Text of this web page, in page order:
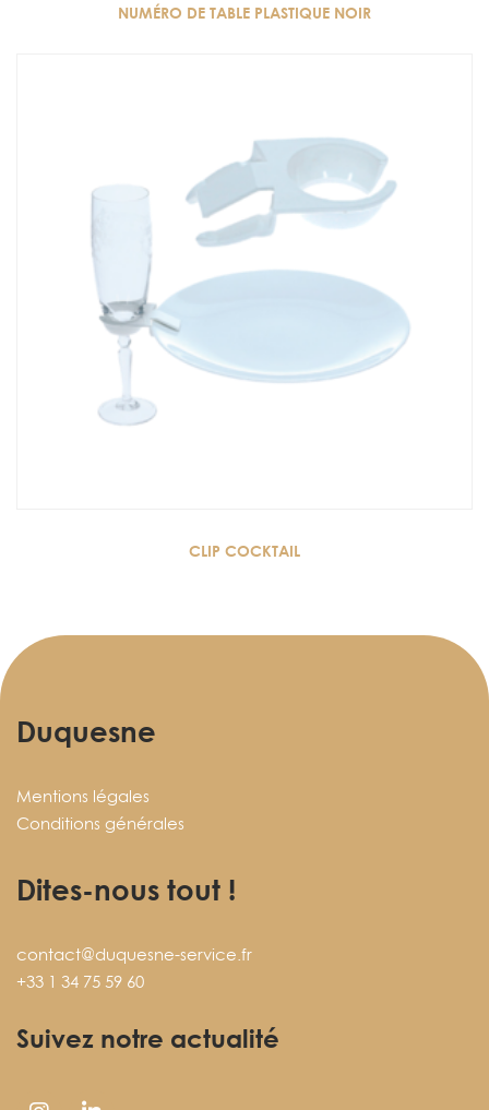
NUMÉRO DE TABLE PLASTIQUE NOIR
CLIP COCKTAIL
Duquesne
Mentions légales
Conditions générales
Dites-nous tout !
contact@duquesne-service.fr
+33 1 34 75 59 60
Suivez notre actualité